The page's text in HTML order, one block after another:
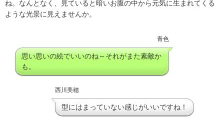
ね。なんとなく、見ていると暗いお腹の中から元気に生まれてくる
ような光景に見えませんか。
青色
思い思いの絵でいいのね～それがまた素敵か
も。
西川美穂
型にはまっていない感じがいいですね！